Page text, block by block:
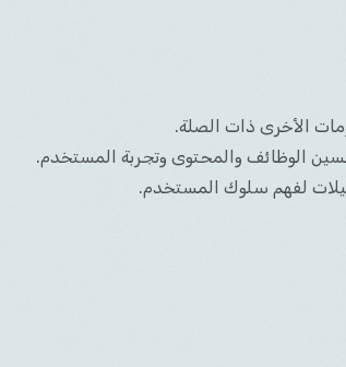
الأخرى ذات الصلة.
الوظائف والمحتوى وتجربة المستخدم.
لفهم سلوك المستخدم.